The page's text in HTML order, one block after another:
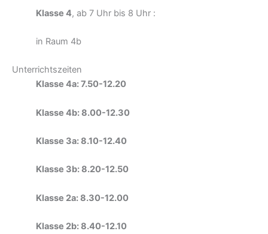
Klasse 4, ab 7 Uhr bis 8 Uhr :
in Raum 4b
Unterrichtszeiten
Klasse 4a: 7.50-12.20
Klasse 4b: 8.00-12.30
Klasse 3a: 8.10-12.40
Klasse 3b: 8.20-12.50
Klasse 2a: 8.30-12.00
Klasse 2b: 8.40-12.10